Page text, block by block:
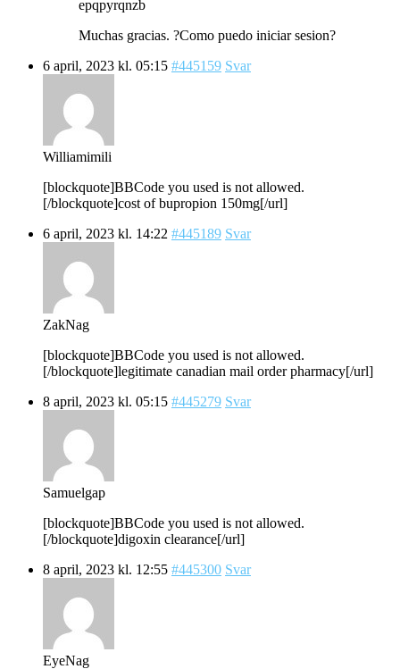
epqpyrqnzb
Muchas gracias. ?Como puedo iniciar sesion?
6 april, 2023 kl. 05:15 #445159 Svar
Williamimili
[blockquote]BBCode you used is not allowed.
[/blockquote]cost of bupropion 150mg[/url]
6 april, 2023 kl. 14:22 #445189 Svar
ZakNag
[blockquote]BBCode you used is not allowed.
[/blockquote]legitimate canadian mail order pharmacy[/url]
8 april, 2023 kl. 05:15 #445279 Svar
Samuelgap
[blockquote]BBCode you used is not allowed.
[/blockquote]digoxin clearance[/url]
8 april, 2023 kl. 12:55 #445300 Svar
EyeNag